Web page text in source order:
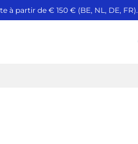
à partir de € 150 € (BE, NL, DE, FR).